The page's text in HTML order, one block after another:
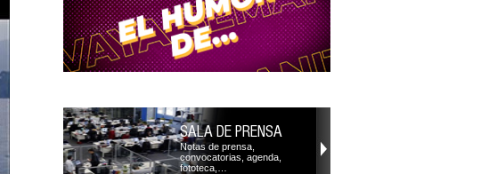
SALA DE PRENSA
Notas de prensa,
convocatorias, agenda,
fototeca,…